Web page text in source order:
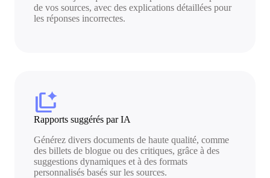
de vos sources, avec des explications détaillées pour
les réponses incorrectes.
auto_tab_group
Rapports suggérés par IA
Générez divers documents de haute qualité, comme
des billets de blogue ou des critiques, grâce à des
suggestions dynamiques et à des formats
personnalisés basés sur les sources.